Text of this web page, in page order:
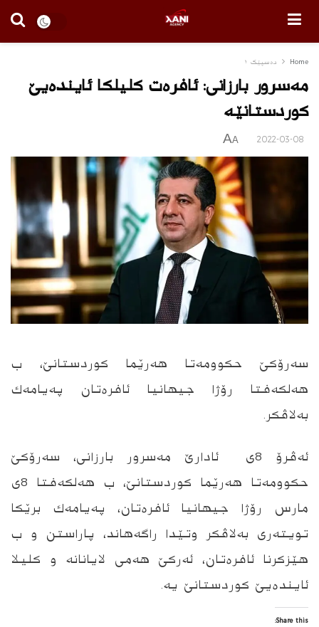
Home دەسپێک ١
مه‌سرور بارزانی: ئافره‌ت كلیلكا ئاینده‌یێ
كوردستانێه
2022-03-08
A
A
سه‌رۆكێ حكوومه‌تا هه‌رێما كوردستانێ، ب
هه‌لكه‌فتا رۆژا جیهانیا ئافره‌تان په‌یامه‌ك
به‌لاڤكر.
ئه‌ڤرۆ 8ى ئادارێ مه‌سرور بارزانى، سه‌رۆكێ
حكوومه‌تا هه‌رێما كوردستانێ، ب هه‌لكه‌فتا 8ى
مارس رۆژا جیهانیا ئافره‌تان، په‌یامه‌ك برێكا
تویته‌ری به‌لاڤكر وتێدا راگه‌هاند، پاراستن و ب
هێزكرنا ئافره‌تان، ئه‌ركێ هه‌می لایانانه‌ و كلیلا
ئاینده‌یێ كوردستانێ یه‌.
Share this: